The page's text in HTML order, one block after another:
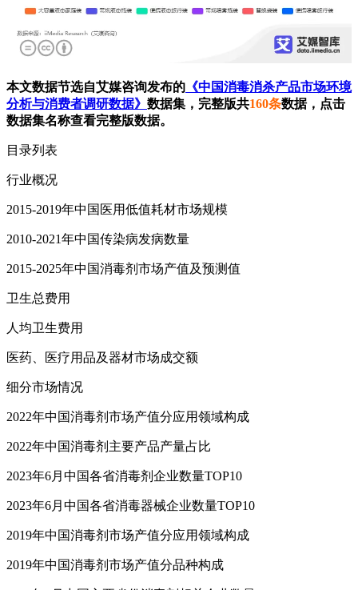
本文数据节选自艾媒咨询发布的 《中国消毒消杀产品市场环境
分析与消费者调研数据》 数据集，完整版共160条数据，点击
数据集名称查看完整版数据。
目录列表
行业概况
2015-2019年中国医用低值耗材市场规模
2010-2021年中国传染病发病数量
2015-2025年中国消毒剂市场产值及预测值
卫生总费用
人均卫生费用
医药、医疗用品及器材市场成交额
细分市场情况
2022年中国消毒剂市场产值分应用领域构成
2022年中国消毒剂主要产品产量占比
2023年6月中国各省消毒剂企业数量TOP10
2023年6月中国各省消毒器械企业数量TOP10
2019年中国消毒剂市场产值分应用领域构成
2019年中国消毒剂市场产值分品种构成